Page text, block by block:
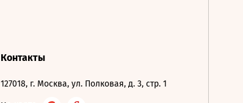
Контакты
127018, г. Москва, ул. Полковая, д. 3, стр. 1